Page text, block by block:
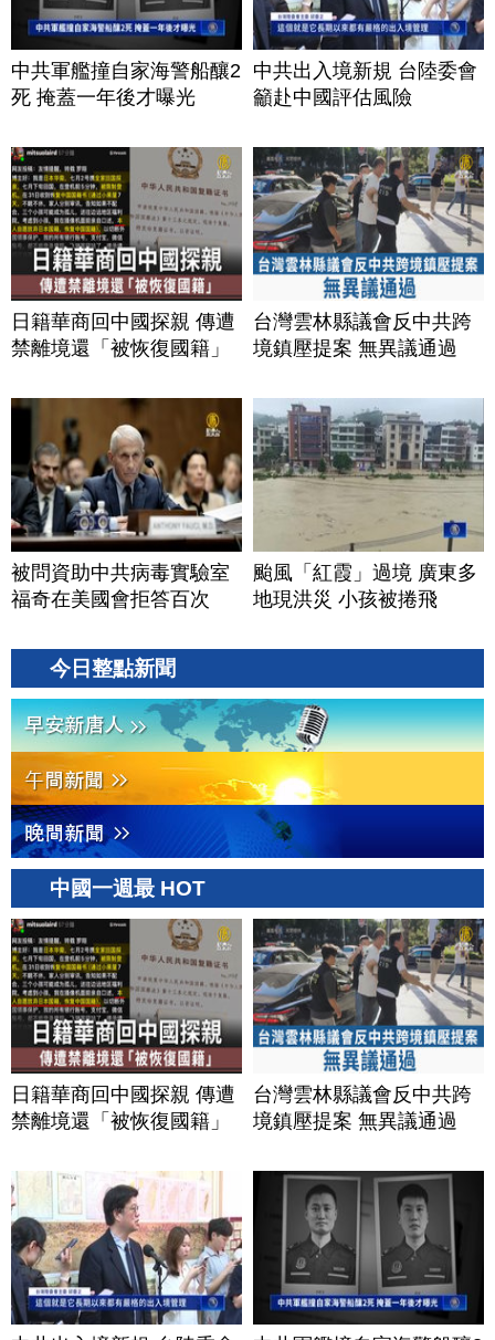
中共軍艦撞自家海警船釀2
死 掩蓋一年後才曝光
中共出入境新規 台陸委會
籲赴中國評估風險
日籍華商回中國探親 傳遭
禁離境還「被恢復國籍」
台灣雲林縣議會反中共跨
境鎮壓提案 無異議通過
被問資助中共病毒實驗室
福奇在美國會拒答百次
颱風「紅霞」過境 廣東多
地現洪災 小孩被捲飛
今日整點新聞
中國一週最 HOT
日籍華商回中國探親 傳遭
禁離境還「被恢復國籍」
台灣雲林縣議會反中共跨
境鎮壓提案 無異議通過